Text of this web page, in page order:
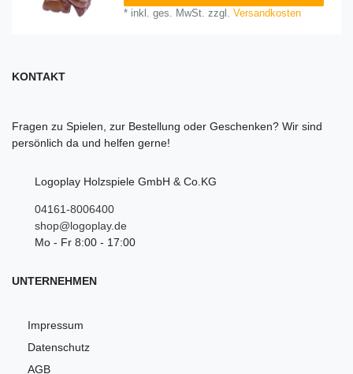
* inkl. ges. MwSt. zzgl.Versandkosten
KONTAKT
Fragen zu Spielen, zur Bestellung oder Geschenken? Wir sind
persönlich da und helfen gerne!
Logoplay Holzspiele GmbH & Co.KG
04161-8006400
shop@logoplay.de
Mo - Fr 8:00 - 17:00
UNTERNEHMEN
Impressum
Datenschutz
AGB